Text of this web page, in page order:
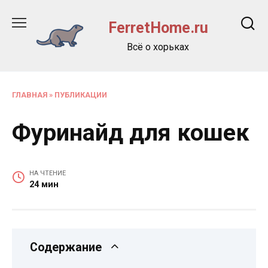
содержанию
FerretHome.ru
Всё о хорьках
ГЛАВНАЯ » ПУБЛИКАЦИИ
Фуринайд для кошек
НА ЧТЕНИЕ
24 мин
Содержание